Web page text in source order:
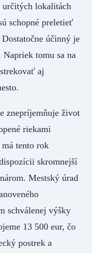
určitých lokalitách
schopné preletieť
účinný je
tomu sa na
aj
znepríjemňuje život
riekami
tento rok
skromnejší
Mestský úrad
schválenej výšky
13 500 eur, čo
postrek a